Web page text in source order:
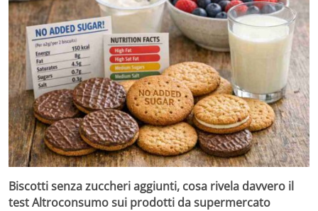
Biscotti senza zuccheri aggiunti, cosa rivela davvero il
test Altroconsumo sui prodotti da supermercato